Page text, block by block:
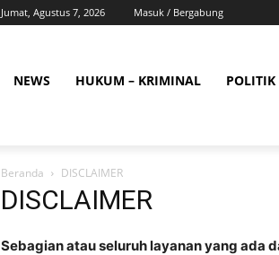
Jumat, Agustus 7, 2026 Masuk / Bergabung
NEWS HUKUM – KRIMINAL POLITIK
Beranda DISCLAIMER
DISCLAIMER
Sebagian atau seluruh layanan yang ada